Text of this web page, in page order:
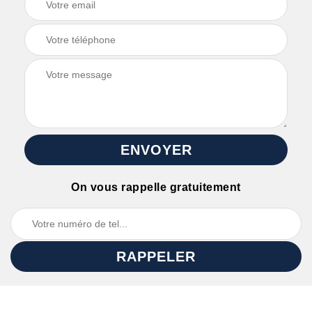
On vous rappelle gratuitement